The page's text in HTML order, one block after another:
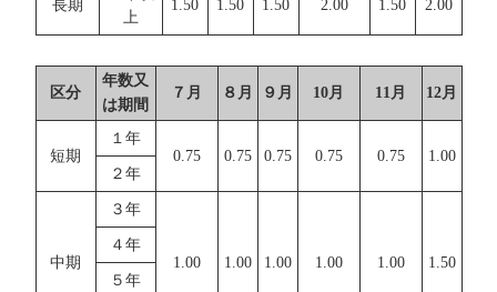
長期
上
1.50 1.50 1.50 2.00 1.50 2.00
区分
年数又
は期間
７月 ８月 ９月 10月 11月 12月
短期
１年
0.75
0.75 0.75 0.75 0.75
1.00
２年
中期
３年
1.00 1.00 1.00 1.00 1.00 1.50
４年
５年